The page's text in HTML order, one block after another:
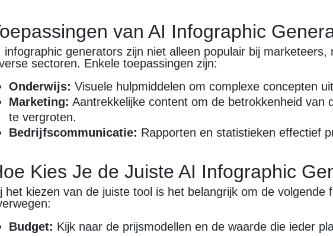
van AI Infographic
infographic generators zijn niet alleen populair bij marketeers,
sectoren. Enkele toepassingen zijn:
Onderwijs: Visuele hulpmiddelen om complexe concepten
Marketing: Aantrekkelijke content om de betrokkenheid van
te vergroten.
Bedrijfscommunicatie: Rapporten en statistieken effectief
Kies Je de Juiste AI Infographic
het kiezen van de juiste tool is het belangrijk om de volgende
Budget: Kijk naar de prijsmodellen en de waarde die ieder